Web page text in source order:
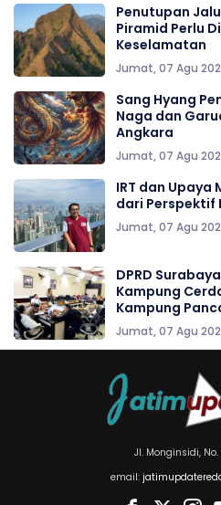
Penutupan
Piramid Perlu
Keselamatan
Jumat, 07 Agu
Sang Hyang
Naga dan
Angkara
Jumat, 07 Agu
IRT dan Upaya
dari Perspektif
Jumat, 07 Agu
DPRD
Kampung
Kampung
Jumat, 07 Agu
Jl. Monginsidi,
email: